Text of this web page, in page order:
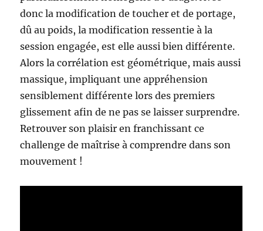
donc la modification de toucher et de portage,
dû au poids, la modification ressentie à la
session engagée, est elle aussi bien différente.
Alors la corrélation est géométrique, mais aussi
massique, impliquant une appréhension
sensiblement différente lors des premiers
glissement afin de ne pas se laisser surprendre.
Retrouver son plaisir en franchissant ce
challenge de maîtrise à comprendre dans son
mouvement !